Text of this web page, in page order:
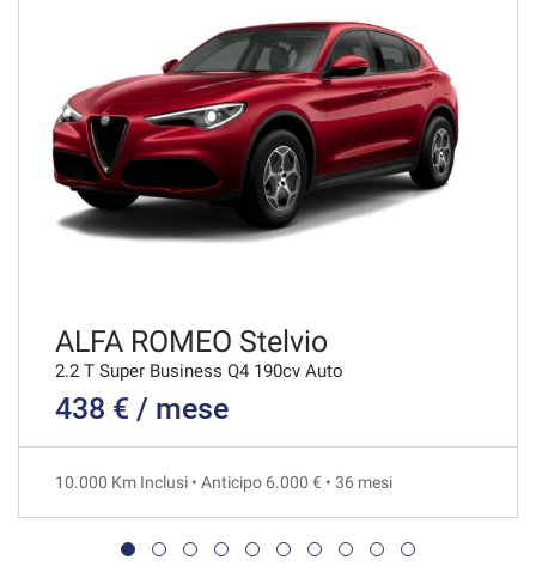
799€/mese
36 Mesi
VEDI
807€/mese
VEDI
809€/mese
48 Mesi
ALFA ROMEO Stelvio
2.2 T Super Business Q4 190cv Auto
438 € / mese
10.000 Km Inclusi • Anticipo 6.000 € • 36 mesi